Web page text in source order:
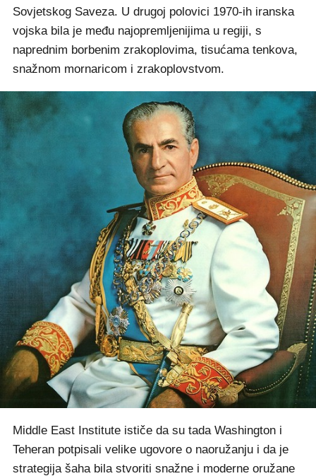
Sovjetskog Saveza. U drugoj polovici 1970-ih iranska
vojska bila je među najopremljenijima u regiji, s
naprednim borbenim zrakoplovima, tisućama tenkova,
snažnom mornaricom i zrakoplovstvom.
Middle East Institute ističe da su tada Washington i
Teheran potpisali velike ugovore o naoružanju i da je
strategija šaha bila stvoriti snažne i moderne oružane